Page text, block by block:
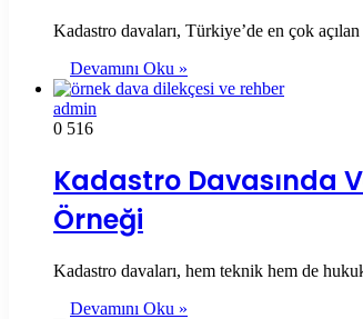
Kadastro davaları, Türkiye’de en çok
Devamını Oku »
admin
0 516
Kadastro Davasında
Örneği
Kadastro davaları, hem teknik hem de
Devamını Oku »